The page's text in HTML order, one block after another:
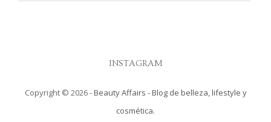
INSTAGRAM
Copyright © 2026-Beauty Affairs - Blog de belleza, lifestyle y
cosmética.